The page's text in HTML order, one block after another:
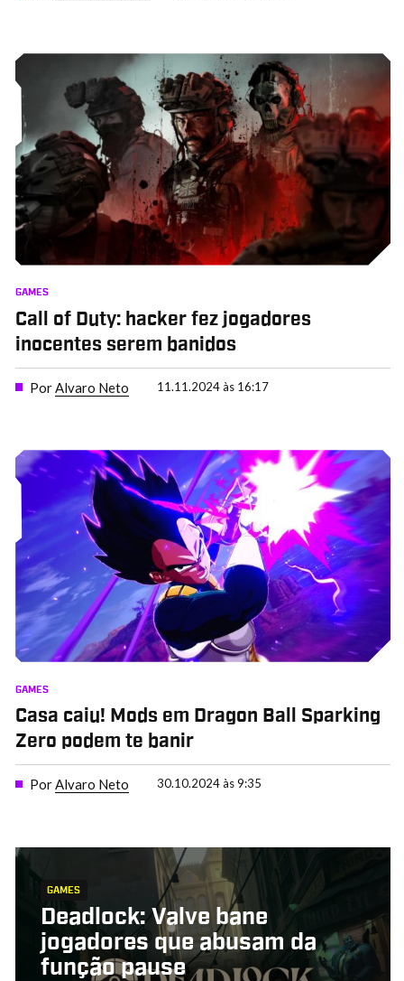
GAMES
Call of Duty: hacker fez jogadores
inocentes serem banidos
PorAlvaro Neto 11.11.2024 às 16:17
GAMES
Casa caiu! Mods em Dragon Ball Sparking
Zero podem te banir
PorAlvaro Neto 30.10.2024 às 9:35
GAMES
Deadlock: Valve bane
jogadores que abusam da
função pause